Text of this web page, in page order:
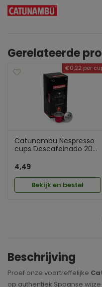
Beschrijving
Proef onze voortreffelijke
op authentiek Spaanse
Gerelateerde
€0,22 per
Catunambu Nespresso
cups Descafeinado 20...
4,49
Bekijk en bestel